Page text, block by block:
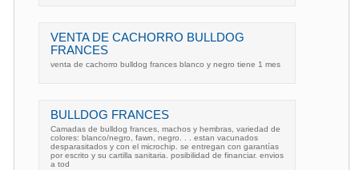
VENTA DE CACHORRO BULLDOG
FRANCES
venta de cachorro bulldog frances blanco y negro tiene 1 mes
BULLDOG FRANCES
Camadas de bulldog frances, machos y hembras, variedad de
colores: blanco/negro, fawn, negro. . . estan vacunados
desparasitados y con el microchip. se entregan con garantías
por escrito y su cartilla sanitaria. posibilidad de financiar. envios
a tod